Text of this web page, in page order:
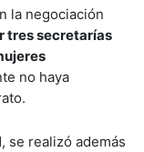
la negociación
tres secretarías
no haya
se realizó además